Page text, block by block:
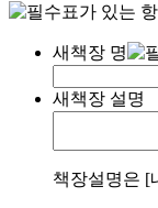
표가 있는
새책장 명
새책장 설명
책장설명은 [